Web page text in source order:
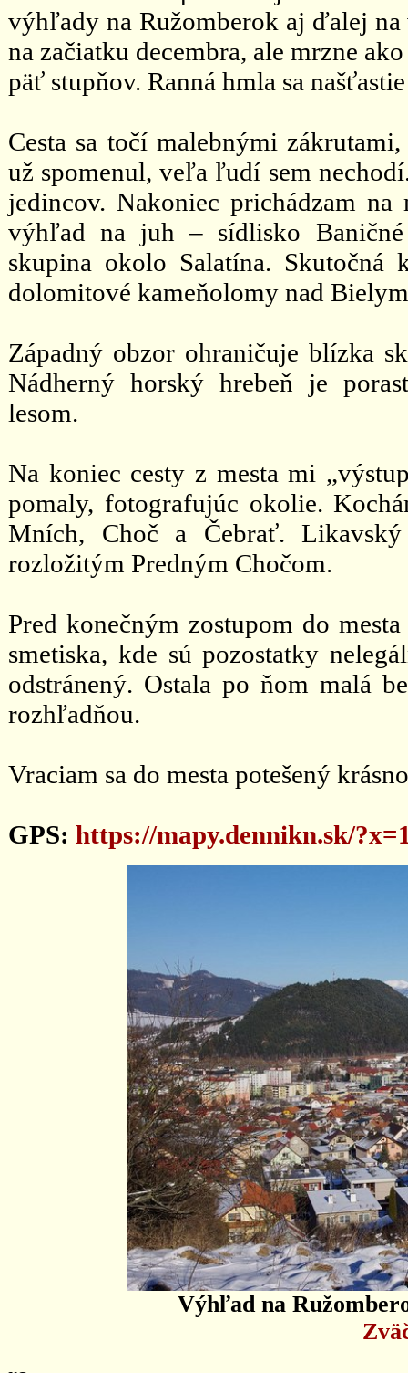
výhľady na Ružomberok aj ďalej na
na začiatku decembra, ale mrzne
päť stupňov. Ranná hmla sa
Cesta sa točí malebnými
už spomenul, veľa ľudí sem
jedincov. Nakoniec prichádzam
výhľad na juh – sídlisko
skupina okolo Salatína.
dolomitové kameňolomy nad
Západný obzor ohraničuje blízka
Nádherný horský hrebeň je
lesom.
Na koniec cesty z mesta mi
pomaly, fotografujúc okolie.
Mních, Choč a Čebrať.
rozložitým Predným Chočom.
Pred konečným zostupom do
smetiska, kde sú pozostatky
odstránený. Ostala po ňom malá
rozhľadňou.
Vraciam sa do mesta potešený
GPS: https://mapy.dennikn.sk/
Výhľad na